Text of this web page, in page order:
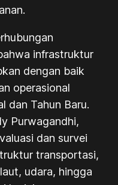
infrastruktur
dengan baik
operasional
dan Tahun Baru.
Purwagandhi,
dan survei
transportasi,
udara, hingga